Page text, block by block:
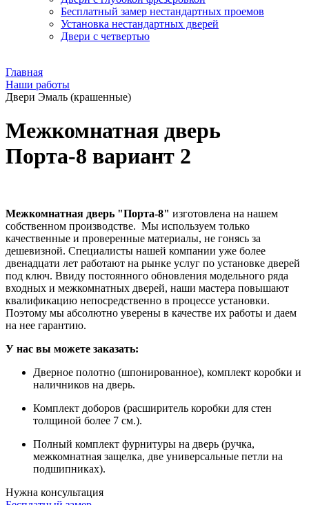
Бесплатный замер нестандартных проемов
Установка нестандартных дверей
Двери с четвертью
Главная
Наши работы
Двери Эмаль (крашенные)
Межкомнатная дверь
Порта-8 вариант 2
Межкомнатная дверь "Порта-8" изготовлена на нашем
собственном производстве. Мы используем только
качественные и проверенные материалы, не гонясь за
дешевизной. Специалисты нашей компании уже более
двенадцати лет работают на рынке услуг по установке дверей
под ключ. Ввиду постоянного обновления модельного ряда
входных и межкомнатных дверей, наши мастера повышают
квалификацию непосредственно в процессе установки.
Поэтому мы абсолютно уверены в качестве их работы и даем
на нее гарантию.
У нас вы можете заказать:
Дверное полотно (шпонированное), комплект коробки и
наличников на дверь.
Комплект доборов (расширитель коробки для стен
толщиной более 7 см.).
Полный комплект фурнитуры на дверь (ручка,
межкомнатная защелка, две универсальные петли на
подшипниках).
Нужна консультация